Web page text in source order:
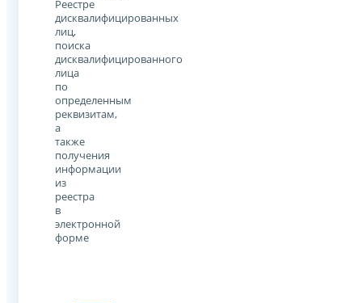
Реестре
дисквалифицированных
лиц,
поиска
дисквалифицированного
лица
по
определенным
реквизитам,
а
также
получения
информации
из
реестра
в
электронной
форме